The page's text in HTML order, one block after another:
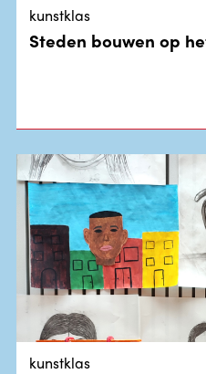
kunstklas
Steden bouwen op
kunstklas